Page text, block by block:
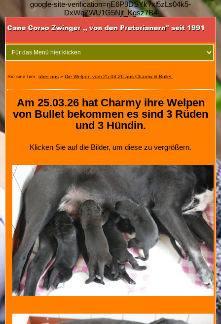
google-site-verification=rjE6P9DSYk7xl5zLs04k5-
DxWqZWU1G5Njt_Kgsz7B4
Sie sind hier:über uns »Die Welpen vom 25.03.26 aus Charmy & Bullet.
Am 25.03.26 hat Charmy ihre Welpen
von Bullet bekommen es sind 3 Rüden
und 3 Hündin.
Klicken Sie auf die Bilder, um diese zu vergrößern.